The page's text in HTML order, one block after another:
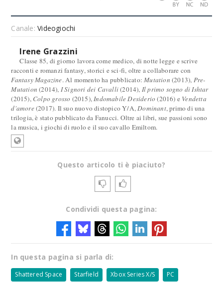
Canale:Videogiochi
Irene Grazzini
Classe 85, di giorno lavora come medico, di notte legge e scrive
racconti e romanzi fantasy, storici e sci-fi, oltre a collaborare con
Fantasy Magazine. Al momento ha pubblicato:Mutation (2013), Pre-
Mutation (2014), I Signori dei Cavalli(2014), Il primo sogno di Ishtar
(2015), Colpo grosso (2015),Indomabile Desiderio (2016) e Vendetta
d'amore(2017). Il suo nuovo distopico Y/A,Dominant, primo di una
trilogia, è stato pubblicato da Fanucci. Oltre ai libri, sue passioni sono
la musica, i giochi di ruolo e il suo cavallo Emiltom.
Questo articolo ti è piaciuto?
Condividi questa pagina:
In questa pagina si parla di:
Shattered Space Starfield Xbox Series X/S PC